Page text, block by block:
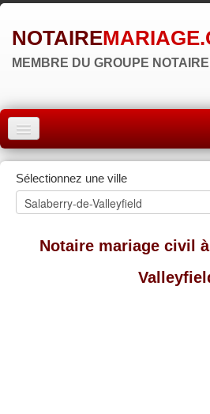
NOTAIRE
MEMBRE DU GROUPE
ACCUEIL
MONTRÉAL
QUÉBEC
LAVAL
Sélectionnez une ville
Notaire mariage civil